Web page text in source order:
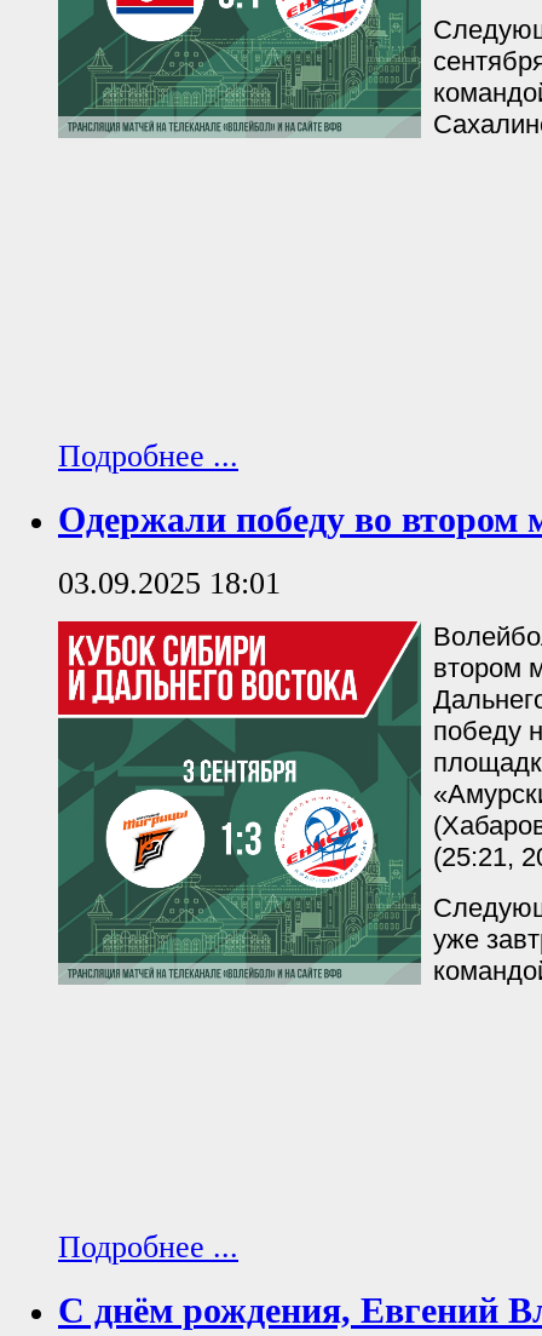
Подробнее ...
Одержали победу во втором
03.09.2025 18:01
втором
победу
(25:21,
уже
Подробнее ...
С днём рождения, Евгений